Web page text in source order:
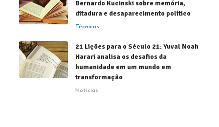
Bernardo Kucinski sobre memória,
ditadura e desaparecimento político
Técnicos
21 Lições para o Século 21: Yuval Noah
Harari analisa os desafios da
humanidade em um mundo em
transformação
Notícias